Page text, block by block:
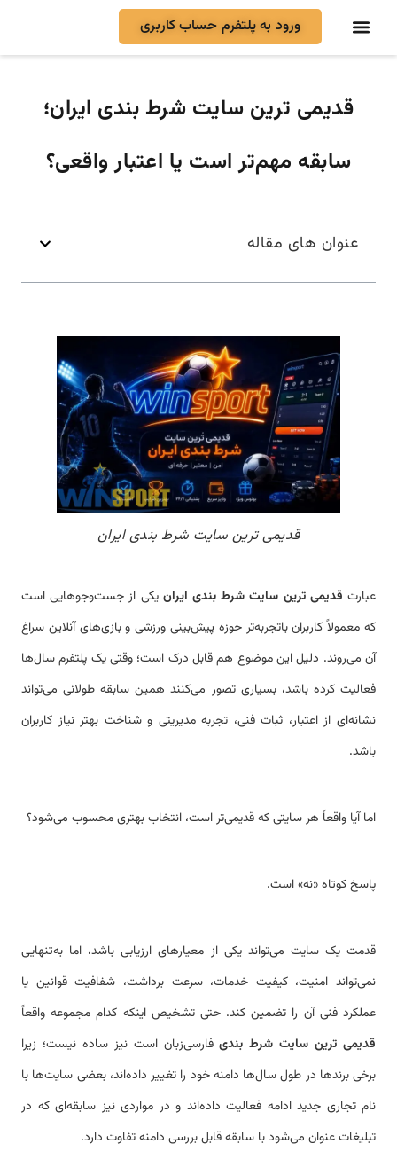
ورود به پلتفرم حساب کاربری
قدیمی ترین سایت شرط بندی ایران؛
سابقه مهم‌تر است یا اعتبار واقعی؟
عنوان های مقاله
قدیمی ترین سایت شرط بندی ایران
عبارت قدیمی ترین سایت شرط بندی ایران یکی از جست‌وجوهایی است
که معمولاً کاربران باتجربه‌تر حوزه پیش‌بینی ورزشی و بازی‌های آنلاین سراغ
آن می‌روند. دلیل این موضوع هم قابل درک است؛ وقتی یک پلتفرم سال‌ها
فعالیت کرده باشد، بسیاری تصور می‌کنند همین سابقه طولانی می‌تواند
نشانه‌ای از اعتبار، ثبات فنی، تجربه مدیریتی و شناخت بهتر نیاز کاربران
باشد.
اما آیا واقعاً هر سایتی که قدیمی‌تر است، انتخاب بهتری محسوب می‌شود؟
پاسخ کوتاه «نه» است.
قدمت یک سایت می‌تواند یکی از معیارهای ارزیابی باشد، اما به‌تنهایی
نمی‌تواند امنیت، کیفیت خدمات، سرعت برداشت، شفافیت قوانین یا
عملکرد فنی آن را تضمین کند. حتی تشخیص اینکه کدام مجموعه واقعاً
قدیمی ترین سایت شرط بندیفارسی‌زبان است نیز ساده نیست؛ زیرا
برخی برندها در طول سال‌ها دامنه خود را تغییر داده‌اند، بعضی سایت‌ها با
نام تجاری جدید ادامه فعالیت داده‌اند و در مواردی نیز سابقه‌ای که در
تبلیغات عنوان می‌شود با سابقه قابل بررسی دامنه تفاوت دارد.